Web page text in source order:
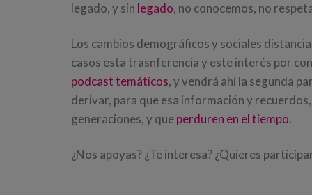
legado, y sin legado, no conocemos, no
Los cambios demográficos y sociales
casos esta trasnferencia y este interés por
podcast temáticos, y vendrá ahí la segunda
derivar, para que esa información y
generaciones, y queperduren en el tiempo.
¿Nos apoyas? ¿Te interesa? ¿Quieres